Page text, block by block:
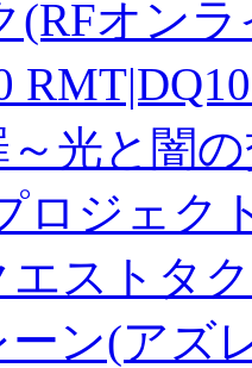
(RFオン
光と闇
ロジェク
エストタ
ーン(アズ